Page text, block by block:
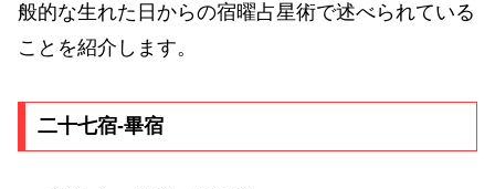
般的な生れた日からの宿曜占星術で述べられている
ことを紹介します。
二十七宿-畢宿